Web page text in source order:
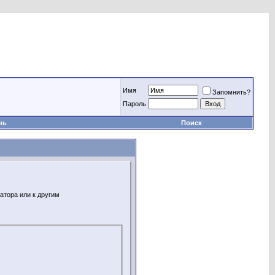
Имя
Запомнить?
Пароль
Поиск
или к другим